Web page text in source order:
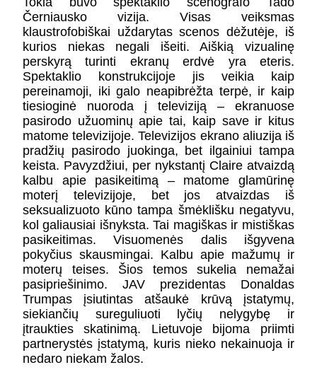
Černiausko vizija. Visas veiksmas
klaustrofobiškai uždarytas scenos dėžutėje, iš
kurios niekas negali išeiti. Aiškią vizualinę
perskyrą turinti ekranų erdvė yra eteris.
Spektaklio konstrukcijoje jis veikia kaip
pereinamoji, iki galo neapibrėžta terpė, ir kaip
tiesioginė nuoroda į televiziją – ekranuose
pasirodo užuominų apie tai, kaip save ir kitus
matome televizijoje. Televizijos ekrano aliuzija iš
pradžių pasirodo juokinga, bet ilgainiui tampa
keista. Pavyzdžiui, per nykstantį Claire atvaizdą
kalbu apie pasikeitimą – matome glamūrinę
moterį televizijoje, bet jos atvaizdas iš
seksualizuoto kūno tampa šmėklišku negatyvu,
kol galiausiai išnyksta. Tai magiškas ir mistiškas
pasikeitimas. Visuomenės dalis išgyvena
pokyčius skausmingai. Kalbu apie mažumų ir
moterų teises. Šios temos sukelia nemažai
pasipriešinimo. JAV prezidentas Donaldas
Trumpas įsiutintas atšaukė krūvą įstatymų,
siekiančių sureguliuoti lyčių nelygybę ir
įtraukties skatinimą. Lietuvoje bijoma priimti
partnerystės įstatymą, kuris nieko nekainuoja ir
nedaro niekam žalos.